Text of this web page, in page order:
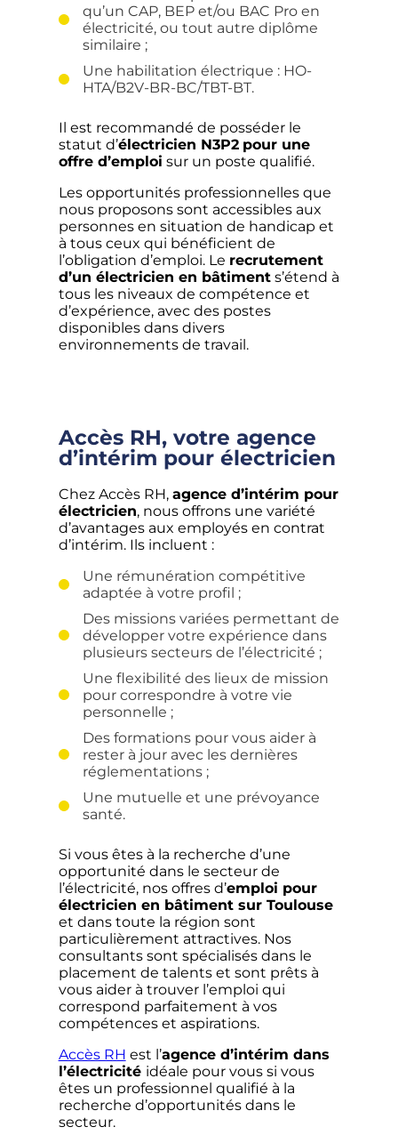
qu’un CAP, BEP et/ou BAC Pro en
électricité, ou tout autre diplôme
similaire ;
Une habilitation électrique : HO-
HTA/B2V-BR-BC/TBT-BT.
Il est recommandé de posséder le
statut d’électricien N3P2 pour une
offre d’emploi sur un poste qualifié.
Les opportunités professionnelles que
nous proposons sont accessibles aux
personnes en situation de handicap et
à tous ceux qui bénéficient de
l’obligation d’emploi. Le recrutement
d’un électricien en bâtiments’étend à
tous les niveaux de compétence et
d’expérience, avec des postes
disponibles dans divers
environnements de travail.
Accès RH, votre agence
d’intérim pour électricien
Chez Accès RH, agence d’intérim pour
électricien, nous offrons une variété
d’avantages aux employés en contrat
d’intérim. Ils incluent :
Une rémunération compétitive
adaptée à votre profil ;
Des missions variées permettant de
développer votre expérience dans
plusieurs secteurs de l’électricité ;
Une flexibilité des lieux de mission
pour correspondre à votre vie
personnelle ;
Des formations pour vous aider à
rester à jour avec les dernières
réglementations ;
Une mutuelle et une prévoyance
santé.
Si vous êtes à la recherche d’une
opportunité dans le secteur de
l’électricité, nos offres d’emploi pour
électricien en bâtiment sur Toulouse
et dans toute la région sont
particulièrement attractives. Nos
consultants sont spécialisés dans le
placement de talents et sont prêts à
vous aider à trouver l’emploi qui
correspond parfaitement à vos
compétences et aspirations.
Accès RH est l’agence d’intérim dans
l’électricité idéale pour vous si vous
êtes un professionnel qualifié à la
recherche d’opportunités dans le
secteur.